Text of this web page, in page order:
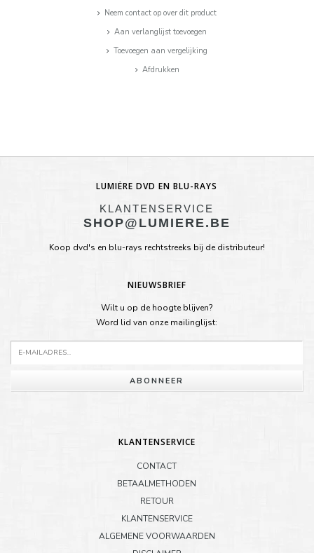
Neem contact op over dit product
Aan verlanglijst toevoegen
Toevoegen aan vergelijking
Afdrukken
LUMIÈRE DVD EN BLU-RAYS
KLANTENSERVICE
SHOP@LUMIERE.BE
Koop dvd's en blu-rays rechtstreeks bij de distributeur!
NIEUWSBRIEF
Wilt u op de hoogte blijven?
Word lid van onze mailinglijst:
ABONNEER
KLANTENSERVICE
CONTACT
BETAALMETHODEN
RETOUR
KLANTENSERVICE
ALGEMENE VOORWAARDEN